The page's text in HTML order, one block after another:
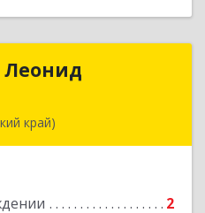
Леонид
край)
2
Леонид